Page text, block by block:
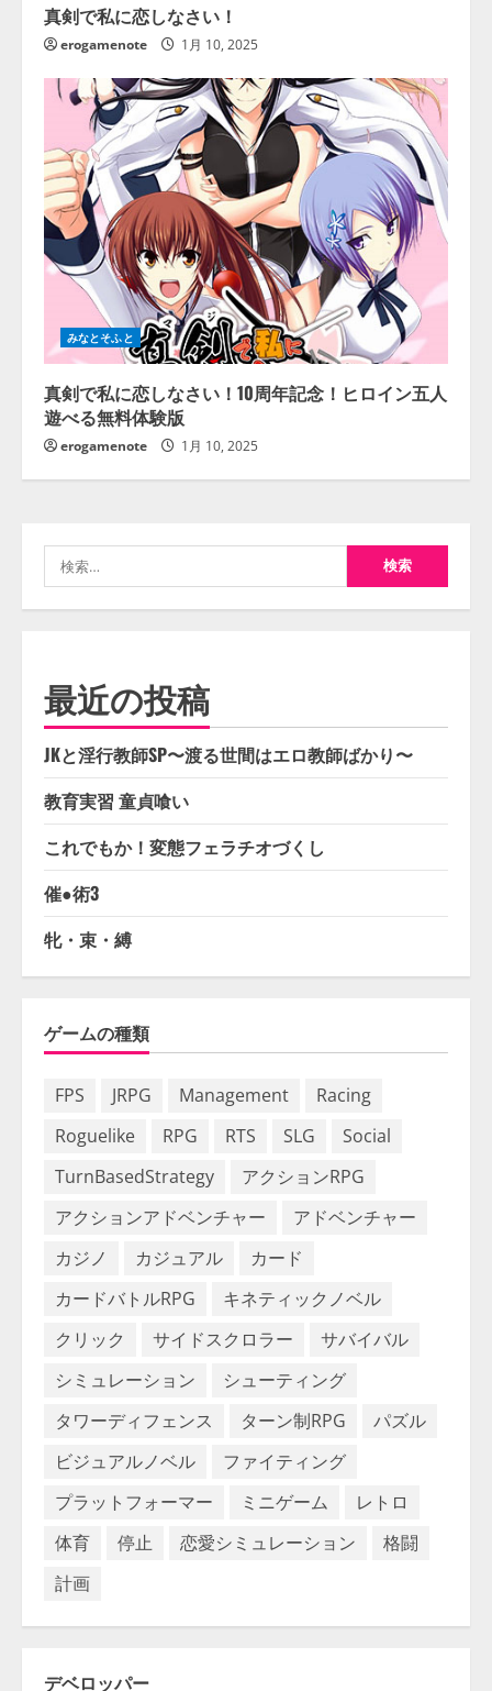
真剣で私に恋しなさい！
erogamenote 1月 10, 2025
みなとそふと
真剣で私に恋しなさい！10周年記念！ヒロイン五人
遊べる無料体験版
erogamenote 1月 10, 2025
索:
最近の投稿
JKと淫行教師SP〜渡る世間はエロ教師ばかり〜
教育実習 童貞喰い
これでもか！変態フェラチオづくし
催●術3
牝・束・縛
ゲームの種類
FPS JRPG Management
Racing
Roguelike
RPG RTS SLG
Social
TurnBasedStrategy
アクションRPG
アクションアドベンチャー
アドベンチャー
カジノ
カジュアル
カード
カードバトルRPG
キネティックノベル
クリック
サイドスクロラー
サバイバル
シミュレーション
シューティング
タワーディフェンス
ターン制RPG
パズル
ビジュアルノベル
ファイティング
プラットフォーマー
ミニゲーム
レトロ
体育
停止 恋愛シミュレーション
格闘
計画
デベロッパー